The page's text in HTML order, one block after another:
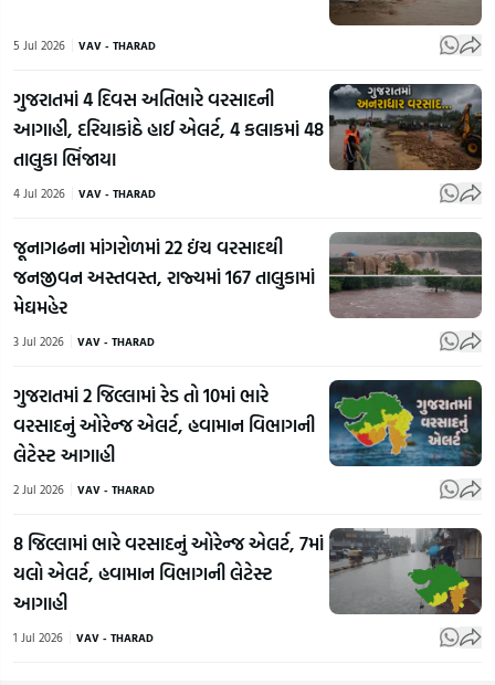
5 Jul 2026 VAV - THARAD
ગુજરાતમાં 4 દિવસ અતિભારે વરસાદની
આગાહી, દરિયાકાંઠે હાઈ એલર્ટ, 4 કલાકમાં 48
તાલુકા ભિંજાયા
4 Jul 2026 VAV - THARAD
જૂનાગઢના માંગરોળમાં 22 ઇંચ વરસાદથી
જનજીવન અસ્તવસ્ત, રાજ્યમાં 167 તાલુકામાં
મેઘમહેર
3 Jul 2026 VAV - THARAD
ગુજરાતમાં 2 જિલ્લામાં રેડ તો 10માં ભારે
વરસાદનું ઓરેન્જ એલર્ટ, હવામાન વિભાગની
લેટેસ્ટ આગાહી
2 Jul 2026 VAV - THARAD
8 જિલ્લામાં ભારે વરસાદનું ઓરેન્જ એલર્ટ, 7માં
યલો એલર્ટ, હવામાન વિભાગની લેટેસ્ટ
આગાહી
1 Jul 2026 VAV - THARAD